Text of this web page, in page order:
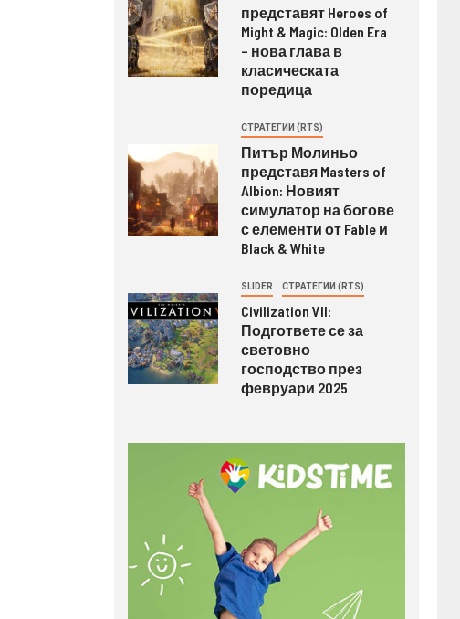
представят Heroes of
Might & Magic: Olden Era
– нова глава в
класическата
поредица
СТРАТЕГИИ (RTS)
Питър Молиньо
представя Masters of
Albion: Новият
симулатор на богове
с елементи от Fable и
Black & White
SLIDER СТРАТЕГИИ (RTS)
Civilization VII:
Подгответе се за
световно
господство през
февруари 2025